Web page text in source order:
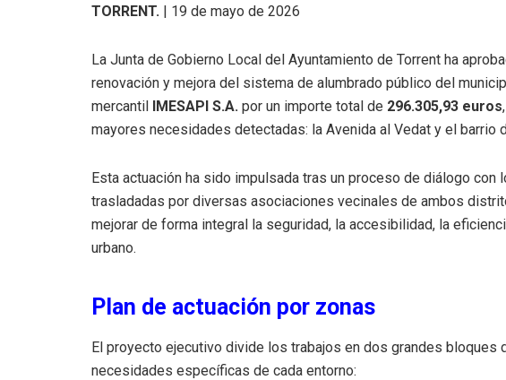
TORRENT. | 19 de mayo de 2026
La Junta de Gobierno Local del Ayuntamiento de Torrent ha
renovación y mejora del sistema de alumbrado público del
mercantil IMESAPI S.A. por un importe total de 296.305,93 euros
mayores necesidades detectadas: la Avenida al Vedat y el barrio
Esta actuación ha sido impulsada tras un proceso de diálogo
trasladadas por diversas asociaciones vecinales de ambos
mejorar de forma integral la seguridad, la accesibilidad, la
urbano.
Plan de actuación por zonas
El proyecto ejecutivo divide los trabajos en dos grandes bloques
necesidades específicas de cada entorno: